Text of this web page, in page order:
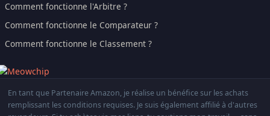
Comment fonctionne l'Arbitre ?
Comment fonctionne le Comparateur ?
Comment fonctionne le Classement ?
En tant que Partenaire Amazon, je réalise un bénéfice sur les achats
remplissant les conditions requises. Je suis également affilié à d'autres